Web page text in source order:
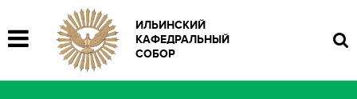
ИЛЬИНСКИЙ
КАФЕДРАЛЬНЫЙ
СОБОР